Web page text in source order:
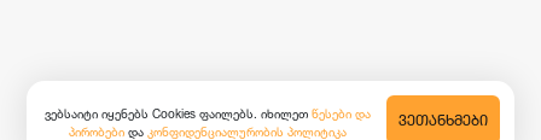
ვებსაიტი იყენებს Cookies ფაილებს. იხილეთ წესები და
პირობები და კონფიდენციალურობის პოლიტიკა
ᲕᲔᲗᲐᲜᲮᲛᲔᲑᲘ